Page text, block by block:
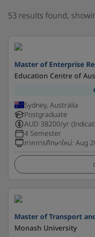
53 results found,
Master of Enterprise
Education Centre of
Sydney, Australia
Postgraduate
AUD 38200/yr
4 Semester
ภาคการศึกษาใหม่:Aug
Master of Transport
Monash University